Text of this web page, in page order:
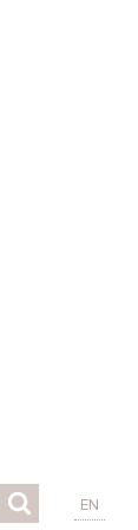
EN